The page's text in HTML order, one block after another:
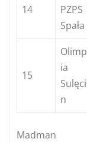
14
PZPS
Spała
15
Olimp
ia
Sulęci
n
Madman